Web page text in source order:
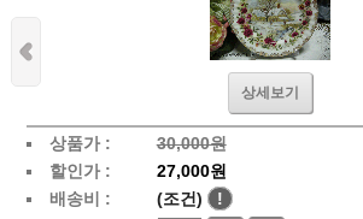
상세보기
상품가 :
30,000원
할인가 :
27,000원
배송비 :
(조건)
!